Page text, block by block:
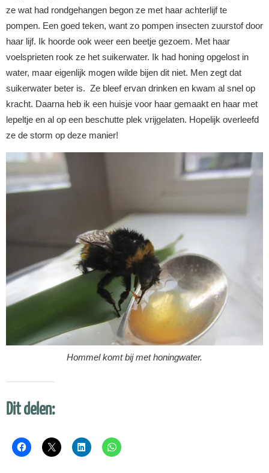
ze wat had rondgehangen begon ze met haar achterlijf te
pompen. Een goed teken, want zo pompen insecten zuurstof door
haar lijf. Ik hoorde ook weer een beetje gezoem. Met haar
voelsprieten rook ze het suikerwater. Ik had honing opgelost in
water, maar eigenlijk mogen wilde bijen dit niet. Men zegt dat
suikerwater beter is. Ze bleef ervan drinken en kwam al snel op
kracht. Daarna heb ik een huisje voor haar gemaakt en haar met
lepeltje en al op een beschutte plek vrijgelaten. Hopelijk overleefd
ze de storm op deze manier!
Hommel komt bij met honingwater.
Dit delen: